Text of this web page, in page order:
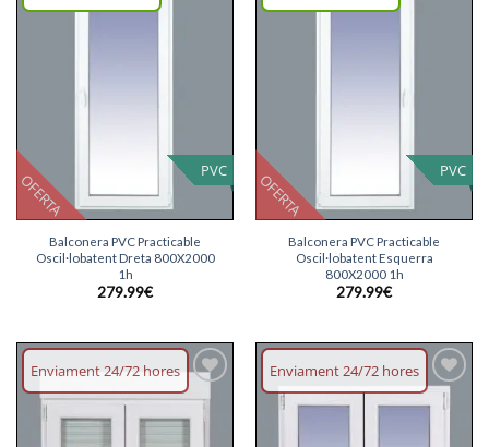
OFERTA
PVC
Balconera PVC Practicable
Oscil·lobatent Dreta 800X2000
1h
279.99€
OFERTA
PVC
Balconera PVC Practicable
Oscil·lobatent Esquerra
800X2000 1h
279.99€
Enviament 24/72 hores
Afegeix
desitjos
Enviament 24/72 hores
Afegeix
llista